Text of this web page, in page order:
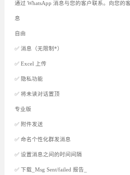
通过 WhatsApp 消息与您的客户联系。向您的
息
自由
✅ 消息（无限制*）
✅ Excel 上传
✅ 隐私功能
✅ 将未读对话置顶
专业版
✅ 附件发送
✅ 命名个性化群发消息
✅ 设置消息之间的时间间隔
✅ 下载_Msg Sent/failed 报告_